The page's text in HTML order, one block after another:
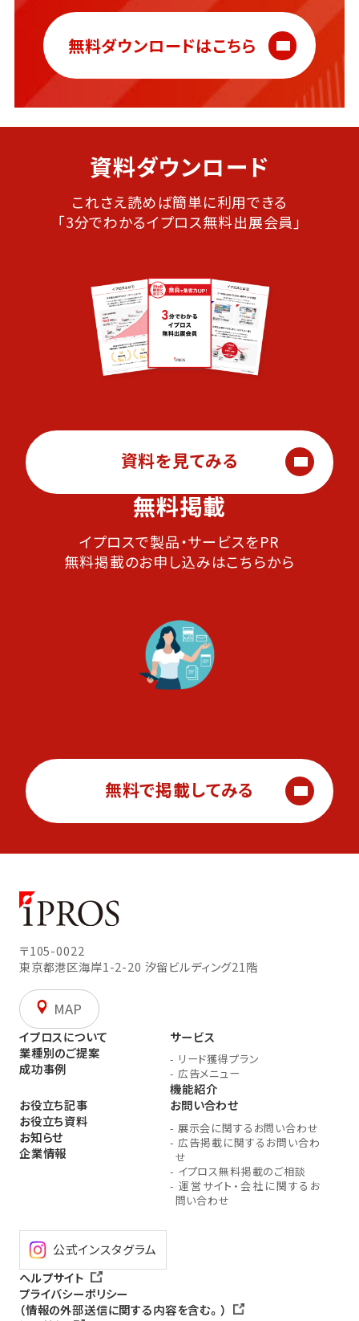
無料ダウンロードはこちら
資料ダウンロード
これさえ読めば簡単に利用できる
「3分でわかるイプロス無料出展会員」
資料を見てみる
無料掲載
イプロスで製品・サービスをPR
無料掲載のお申し込みはこちらから
無料で掲載してみる
〒105-0022
東京都港区海岸1-2-20 汐留ビルディング21階
MAP
イプロスについて
業種別のご提案
成功事例
サービス
- リード獲得プラン
- 広告メニュー
機能紹介
お役立ち記事
お役立ち資料
お知らせ
企業情報
お問い合わせ
- 展示会に関するお問い合わせ
- 広告掲載に関するお問い合わ
せ
- イプロス無料掲載のご相談
- 運営サイト・会社に関するお
問い合わせ
公式インスタグラム
ヘルプサイト
プライバシーポリシー
（情報の外部送信に関する内容を含む。）